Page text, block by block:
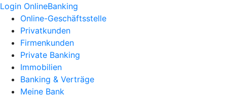
Login OnlineBanking
Online-Geschäftsstelle
Privatkunden
Firmenkunden
Private Banking
Immobilien
Banking & Verträge
Meine Bank